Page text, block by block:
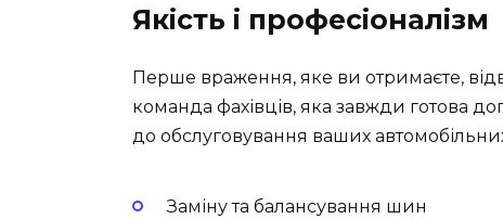
Якість і професіоналізм
Перше враження, яке ви отримаєте,
команда фахівців, яка завжди готова
до обслуговування ваших
Заміну та балансування шин